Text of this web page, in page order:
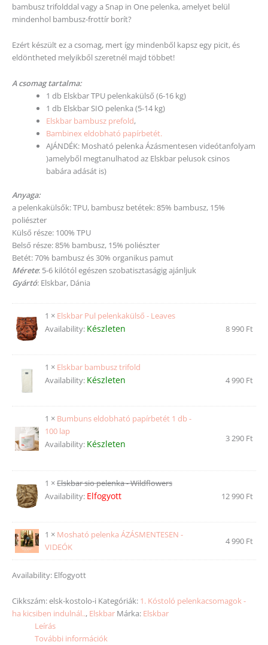
bambusz trifolddal vagy a Snap in One pelenka, amelyet belül
mindenhol bambusz-frottír borít?
Ezért készült ez a csomag, mert így mindenből kapsz egy picit, és
eldöntheted melyikből szeretnél majd többet!
A csomag tartalma:
1 db Elskbar TPU pelenkakülső (6-16 kg)
1 db Elskbar SIO pelenka (5-14 kg)
Elskbar bambusz prefold,
Bambinex eldobható papírbetét.
AJÁNDÉK: Mosható pelenka Ázásmentesen videótanfolyam
)amelyből megtanulhatod az Elskbar pelusok csinos
babára adását is)
Anyaga:
a pelenkakülsők: TPU, bambusz betétek: 85% bambusz, 15%
poliészter
Külső része: 100% TPU
Belső része: 85% bambusz, 15% poliészter
Betét: 70% bambusz és 30% organikus pamut
Mérete: 5-6 kilótól egészen szobatisztaságig ajánljuk
Gyártó: Elskbar, Dánia
1 × Elskbar Pul pelenkakülső - Leaves
Availability: Készleten 8 990 Ft
1 × Elskbar bambusz trifold
Availability: Készleten 4 990 Ft
1 × Bumbuns eldobható papírbetét 1 db -
100 lap
Availability: Készleten
3 290 Ft
1 ×Elskbar sio pelenka - Wildflowers
Availability: Elfogyott 12 990 Ft
1 × Mosható pelenka ÁZÁSMENTESEN -
VIDEÓK
4 990 Ft
Availability: Elfogyott
Cikkszám:elsk-kostolo-i Kategóriák: 1. Kóstoló pelenkacsomagok -
ha kicsiben indulnál.., Elskbar Márka: Elskbar
Leírás
További információk